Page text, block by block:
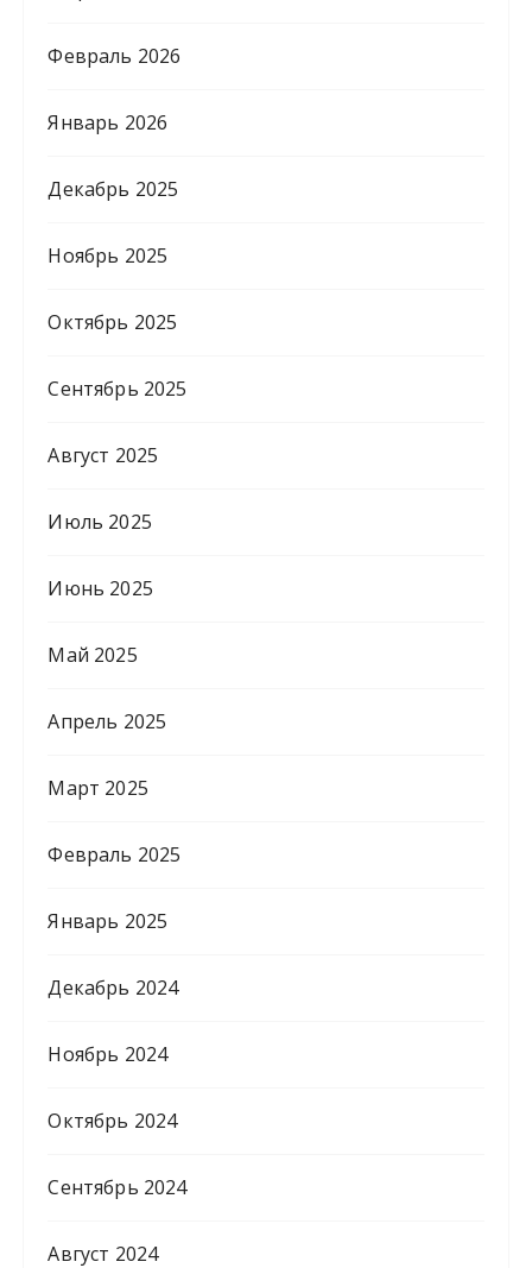
Февраль 2026
Январь 2026
Декабрь 2025
Ноябрь 2025
Октябрь 2025
Сентябрь 2025
Август 2025
Июль 2025
Июнь 2025
Май 2025
Апрель 2025
Март 2025
Февраль 2025
Январь 2025
Декабрь 2024
Ноябрь 2024
Октябрь 2024
Сентябрь 2024
Август 2024